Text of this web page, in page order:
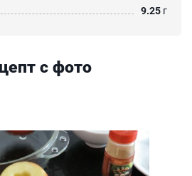
9.25 г
с фото